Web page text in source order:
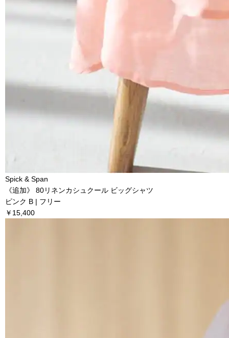
Spick & Span
《追加》 80リネンカシュクール ビッグシャツ
ピンク B | フリー
￥15,400